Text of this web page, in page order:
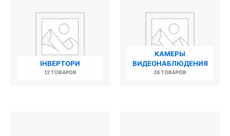
ІНВЕРТОРИ
12 ТОВАРОВ
КАМЕРЫ
ВИДЕОНАБЛЮДЕНИЯ
26 ТОВАРОВ